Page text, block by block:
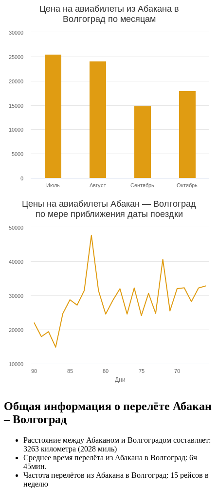
Цена на авиабилеты из Абакана в
Волгоград по месяцам
Июль Август Сентябрь Октябрь
0
5000
10000
15000
20000
25000
30000
Дни
Цены на авиабилеты Абакан — Волгоград
по мере приближения даты поездки
90 85 80 75 70
10000
20000
30000
40000
50000
Общая информация о перелёте Абакан
– Волгоград
Расстояние между Абаканом и Волгоградом составляет:
3263 километра (2028 миль)
Среднее время перелёта из Абакана в Волгоград: 6ч
45мин.
Частота перелётов из Абакана в Волгоград: 15 рейсов в
неделю